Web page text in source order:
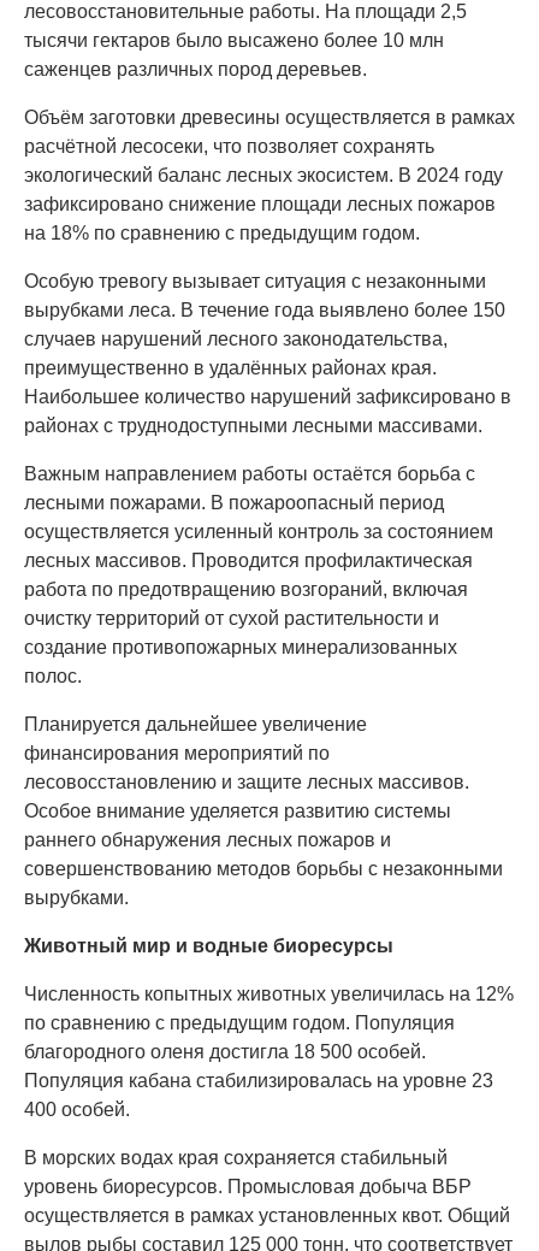
лесовосстановительные работы. На площади 2,5
тысячи гектаров было высажено более 10 млн
саженцев различных пород деревьев.
Объём заготовки древесины осуществляется в рамках
расчётной лесосеки, что позволяет сохранять
экологический баланс лесных экосистем. В 2024 году
зафиксировано снижение площади лесных пожаров
на 18% по сравнению с предыдущим годом.
Особую тревогу вызывает ситуация с незаконными
вырубками леса. В течение года выявлено более 150
случаев нарушений лесного законодательства,
преимущественно в удалённых районах края.
Наибольшее количество нарушений зафиксировано в
районах с труднодоступными лесными массивами.
Важным направлением работы остаётся борьба с
лесными пожарами. В пожароопасный период
осуществляется усиленный контроль за состоянием
лесных массивов. Проводится профилактическая
работа по предотвращению возгораний, включая
очистку территорий от сухой растительности и
создание противопожарных минерализованных
полос.
Планируется дальнейшее увеличение
финансирования мероприятий по
лесовосстановлению и защите лесных массивов.
Особое внимание уделяется развитию системы
раннего обнаружения лесных пожаров и
совершенствованию методов борьбы с незаконными
вырубками.
Животный мир и водные биоресурсы
Численность копытных животных увеличилась на 12%
по сравнению с предыдущим годом. Популяция
благородного оленя достигла 18 500 особей.
Популяция кабана стабилизировалась на уровне 23
400 особей.
В морских водах края сохраняется стабильный
уровень биоресурсов. Промысловая добыча ВБР
осуществляется в рамках установленных квот. Общий
вылов рыбы составил 125 000 тонн, что соответствует